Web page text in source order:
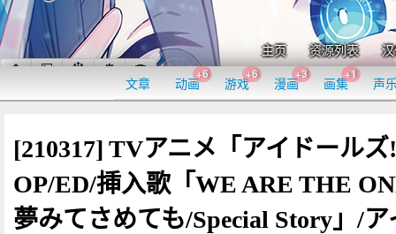
主页 资源列表
文章 动画
+6
游戏
+6
漫画
+3
画集
+1
声
[210317] TVアニメ「アイドールズ
OP/ED/挿入歌「WE ARE THE
夢みてさめても/Special Story」/ア